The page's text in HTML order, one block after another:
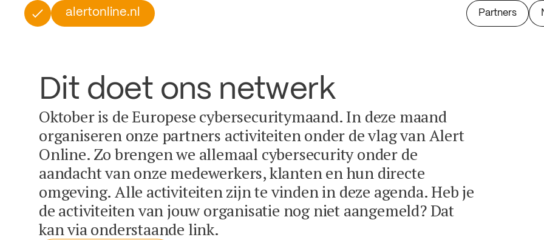
alertonline.nl Partners
Dit doet ons netwerk
Oktober is de Europese cybersecuritymaand. In deze maand
organiseren onze partners activiteiten onder de vlag van Alert
Online. Zo brengen we allemaal cybersecurity onder de
aandacht van onze medewerkers, klanten en hun directe
omgeving. Alle activiteiten zijn te vinden in deze agenda. Heb je
de activiteiten van jouw organisatie nog niet aangemeld? Dat
kan via onderstaande link.